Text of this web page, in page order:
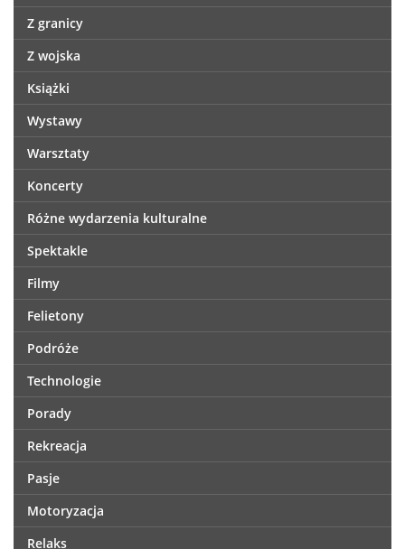
Z granicy
Z wojska
Książki
Wystawy
Warsztaty
Koncerty
Różne wydarzenia kulturalne
Spektakle
Filmy
Felietony
Podróże
Technologie
Porady
Rekreacja
Pasje
Motoryzacja
Relaks